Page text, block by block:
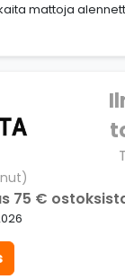
mattoja
75 €